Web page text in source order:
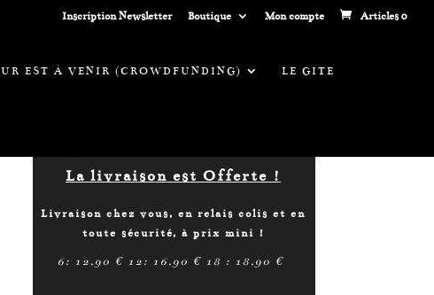
Inscription Newsletter Boutique Mon compte Articles 0
EST À VENIR (CROWDFUNDING) LE GITE
La livraison est Offerte !
Livraison chez vous, en relais colis et en
toute sécurité, à prix mini !
6: 12,90 € 12: 16,90 € 18 : 18,90 €